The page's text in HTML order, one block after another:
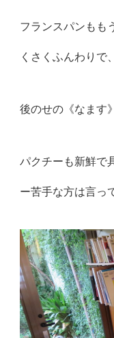
フランスパンもも
くさくふんわりで
後のせの《なます
パクチーも新鮮で
ー苦手な方は言っ